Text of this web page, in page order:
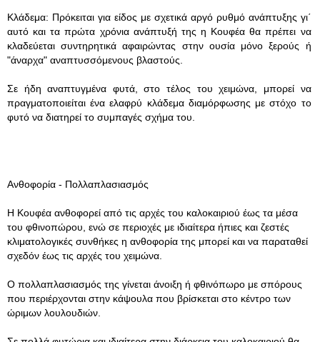
Κλάδεμα: Πρόκειται για είδος με σχετικά αργό ρυθμό ανάπτυξης γι΄
αυτό και τα πρώτα χρόνια ανάπτυξή της η Κουφέα θα πρέπει να
κλαδεύεται συντηρητικά αφαιρώντας στην ουσία μόνο ξερούς ή
"άναρχα" αναπτυσσόμενους βλαστούς.
Σε ήδη αναπτυγμένα φυτά, στο τέλος του χειμώνα, μπορεί να
πραγματοποιείται ένα ελαφρύ κλάδεμα διαμόρφωσης με στόχο το
φυτό να διατηρεί το συμπαγές σχήμα του.
Ανθοφορία - Πολλαπλασιασμός
Η Κουφέα ανθοφορεί από τις αρχές του καλοκαιριού έως τα μέσα
του φθινοπώρου, ενώ σε περιοχές με ιδιαίτερα ήπιες και ζεστές
κλιματολογικές συνθήκες η ανθοφορία της μπορεί και να παραταθεί
σχεδόν έως τις αρχές του χειμώνα.
Ο πολλαπλασιασμός της γίνεται άνοιξη ή φθινόπωρο με σπόρους
που περιέρχονται στην κάψουλα που βρίσκεται στο κέντρο των
ώριμων λουλουδιών.